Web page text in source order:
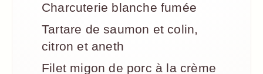
Charcuterie blanche fumée
Tartare de saumon et colin,
citron et aneth
Filet migon de porc à la crème